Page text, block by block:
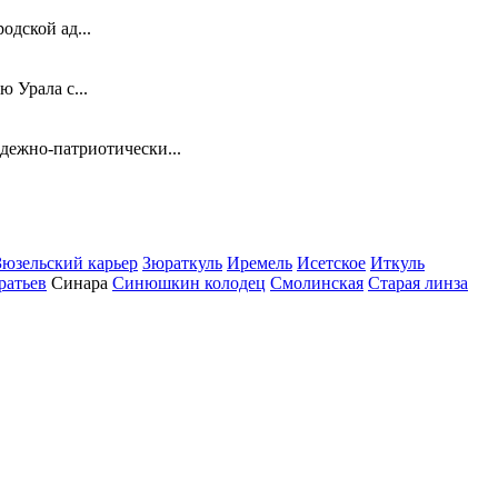
ад...
Урала с...
патриотически...
карьер Зюраткуль Иремель Исетское Иткуль
Синара Синюшкин колодец Смолинская Старая линза